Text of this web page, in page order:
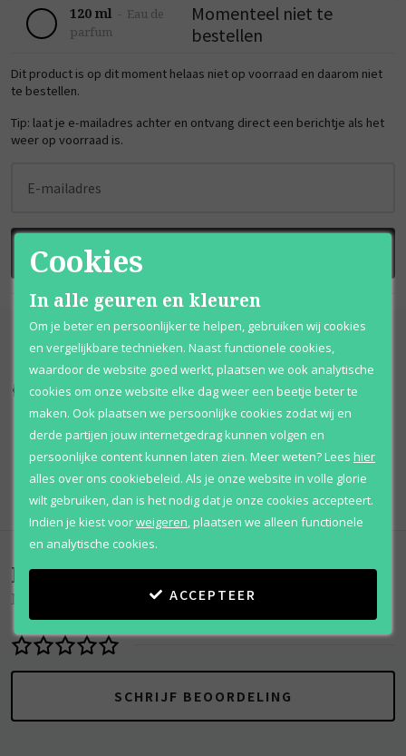
120 ml - Eau de
parfum
Momenteel niet te
bestellen
Dit product is op dit moment helaas niet op voorraad en daarom niet
te bestellen.
Tip: laat je e-mailadres achter en ontvang direct een berichtje als het
weer op voorraad is.
E-mailadres
BRENG ME OP DE HOOGTE
Kortingen tot wel 70% Al 12 jaar voordelig
100% originele parfums Afhalen mogelijk
Qshops Keurmerk
Beoordelingen(0)
Neroli Sauvage
SCHRIJF BEOORDELING
Cookies
In alle geuren en kleuren
Om je beter en persoonlijker te helpen, gebruiken wij cookies
en vergelijkbare technieken. Naast functionele cookies,
waardoor de website goed werkt, plaatsen we ook analytische
cookies om onze website elke dag weer een beetje beter te
maken. Ook plaatsen we persoonlijke cookies zodat wij en
derde partijen jouw internetgedrag kunnen volgen en
persoonlijke content kunnen laten zien. Meer weten?Lees hier
alles over ons cookiebeleid. Als je onze website in volle glorie
wilt gebruiken, dan is het nodig dat je onze cookies accepteert.
Indien je kiest voorweigeren plaatsen we alleen functionele
en analytische cookies.
ACCEPTEER